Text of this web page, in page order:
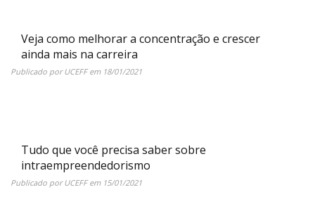
Veja como melhorar a concentração e crescer
ainda mais na carreira
Publicado porUCEFFem 18/01/2021
Tudo que você precisa saber sobre
intraempreendedorismo
Publicado porUCEFFem 15/01/2021